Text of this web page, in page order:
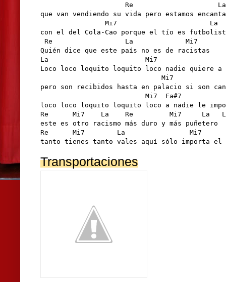
                     Re                     La
que van vendiendo su vida pero estamos
Mi7                       La
con el del Cola-Cao porque el tío es
Re                  La             Mi7
Quién dice que este país no es de racistas
La                        Mi7
Loco loco loquito loquito loco nadie quiere a
Mi7
pero son recibidos hasta en palacio si son
Mi7  Fa#7
loco loco loquito loquito loco a nadie le
Re      Mi7    La    Re         Mi7     La
este es otro racismo más duro y más puñetero
Re      Mi7        La                Mi7
tanto tienes tanto vales aquí sólo importa el
Transportaciones